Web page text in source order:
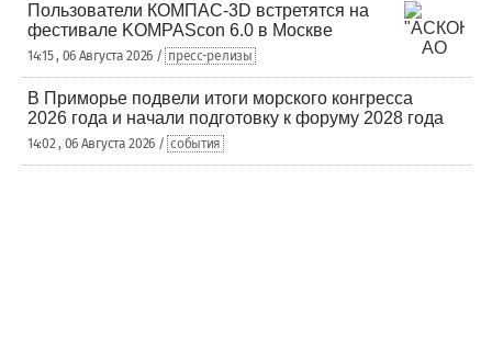
Пользователи КОМПАС-3D встретятся на
фестивале KOMPAScon 6.0 в Москве
14:15 , 06 Августа 2026 / пресс-релизы
В Приморье подвели итоги морского конгресса
2026 года и начали подготовку к форуму 2028 года
14:02 , 06 Августа 2026 / события